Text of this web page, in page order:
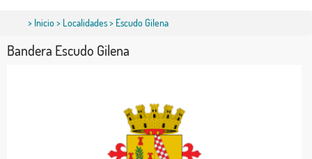
> Inicio> Localidades> Escudo Gilena
Bandera Escudo Gilena